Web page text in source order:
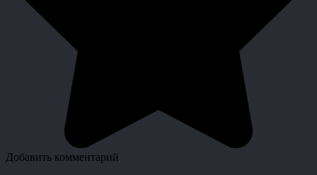
Добавить комментарий